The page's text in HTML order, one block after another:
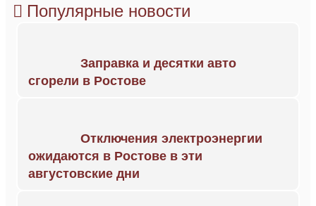
Популярные новости
Заправка и десятки авто
сгорели в Ростове
Отключения электроэнергии
ожидаются в Ростове в эти
августовские дни